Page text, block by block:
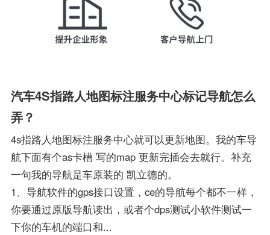
汽车4S指路人地图标注服务中心标记导航怎么
弄？
4s指路人地图标注服务中心就可以更新地图。我的车导
航下面有个as卡槽 写的map 更新完插会去就行。补充
一句我的导航是车原装的 凯立德的。
1、导航软件的gps接口设置，ce的导航每个都不一样，
你要通过原版导航读出，或者个dps测试小软件测试一
下你的车机的端口和...